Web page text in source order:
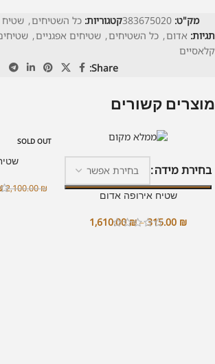
מק"ט:383675020קטגוריות: כל השטיחים, שטיח
תגיות: אדום, כל השטיחים, שטיחים אפגניים,
קלאסיים
Share:
מוצרים קשורים
בחירת מידה
שטיח אירופה אדום
315.00 ₪
–
1,610.00₪
SOLD OUT
שטיח
2,100.00₪